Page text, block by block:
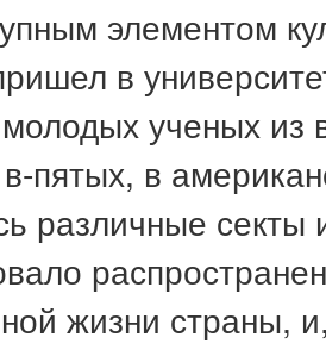
элементом
в
ученых
в-пятых, в
различные секты
жизни страны,